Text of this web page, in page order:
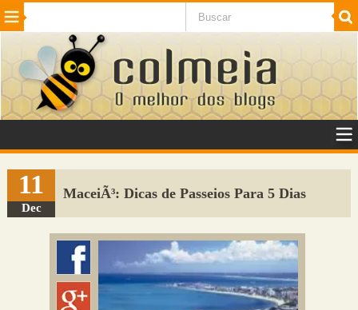
Beleza Cinema e TV
Internet Jogos NotÃ­cias SaÃºde
VeÃ­culos Adulto
Sugerir Link
Adicionar Blog
Colmeia Exchange
11
Dec
MaceiÃ³: Dicas de Passeios Para 5 Dias